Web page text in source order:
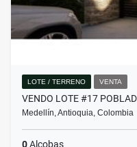
LOTE / TERRENO VENTA
VENDO LOTE #17
Medellín, Antioquia, Colombia
0Alcobas